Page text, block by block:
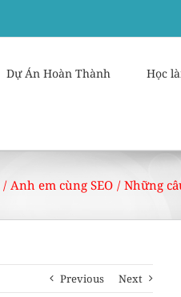
Dự Án Hoàn Thành Học
/ Anh em cùng SEO / Những
Previous Next